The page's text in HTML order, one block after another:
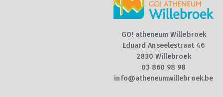
GO! atheneum Willebroek
Eduard Anseelestraat 46
2830 Willebroek
03 860 98 98
info@atheneumwillebroek.be